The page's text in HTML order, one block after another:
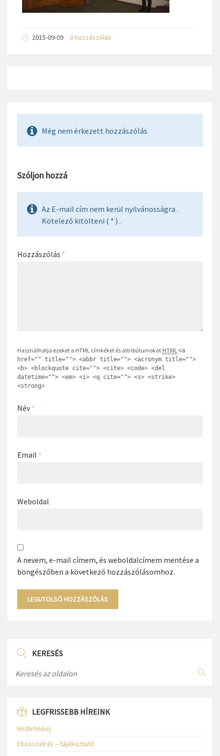
2015-09-09 0 hozzászólás
Még nem érkezett hozzászólás
Szóljon hozzá
Az E-mail cím nem kerül nyilvánosságra .
Kötelező kitölteni ( * ) .
Hozzászólás *
Használhatja ezeket a HTML címkéket és attribútumokat:HTML<a
href="" title=""> <abbr title=""> <acronym title="">
<b> <blockquote cite=""> <cite> <code> <del
datetime=""> <em> <i> <q cite=""> <s> <strike>
<strong>
Név*
Email *
Weboldal
A nevem, e-mail címem, és weboldalcímem mentése a
böngészőben a következő hozzászólásomhoz.
KERESÉS
LEGFRISSEBB HÍREINK
Hirdetmény
Ebösszeírás – tájékoztató